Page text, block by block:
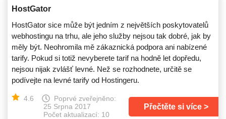
HostGator
HostGator sice může být jedním z největších poskytovatelů
webhostingu na trhu, ale jeho služby nejsou tak dobré, jak by
měly být. Neohromila mě zákaznická podpora ani nabízené
tarify. Pokud si totiž nevyberete tarif na hodně let dopředu,
nejsou nijak zvlášť levné. Než se rozhodnete, určitě se
podívejte na levné tarify od Hostingeru.
4.6
Poprvé zveřejněno:
25 Srpna 2017
Počet aktualizací: 10
Přečtěte si více